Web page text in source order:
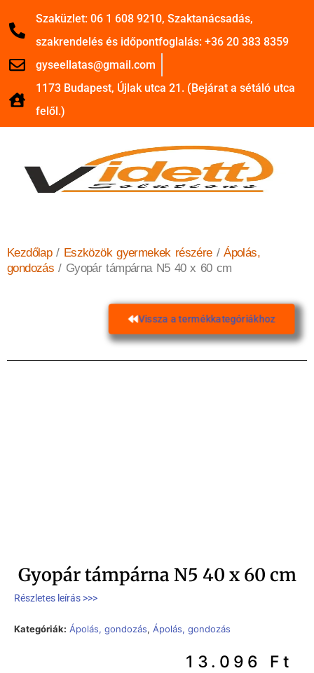
Szaküzlet: 06 1 608 9210, Szaktanácsadás,
szakrendelés és időpontfoglalás: +36 20 383 8359
gyseellatas@gmail.com
1173 Budapest, Újlak utca 21. (Bejárat a sétáló utca
felől.)
Kezdőlap/ Eszközök gyermekek részére/Ápolás,
gondozás / Gyopár támpárna N5 40 x 60 cm
Vissza a termékkategóriákhoz
Gyopár támpárna N5 40 x 60 cm
Részletes leírás >>>
Kategóriák: Ápolás, gondozás, Ápolás, gondozás
13.096 Ft